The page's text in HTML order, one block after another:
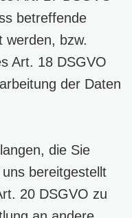
betreffende
werden, bzw.
Art. 18 DSGVO
der Daten
die Sie
bereitgestellt
20 DSGVO zu